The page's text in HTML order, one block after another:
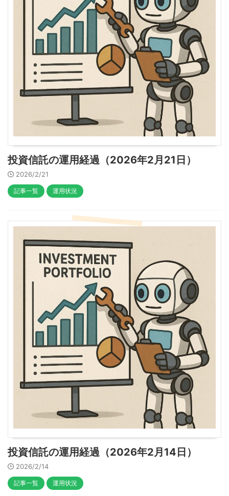
投資信託の運用経過（2026年2月21日）
2026/2/21
記事一覧 運用状況
投資信託の運用経過（2026年2月14日）
2026/2/14
記事一覧 運用状況